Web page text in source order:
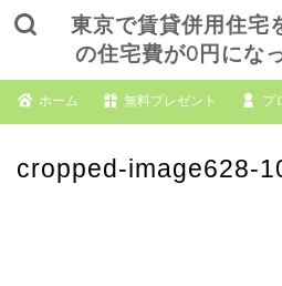
東京で賃貸併用住宅
の住宅費が0円にな
ホーム 無料プレゼント プ
cropped-image628-